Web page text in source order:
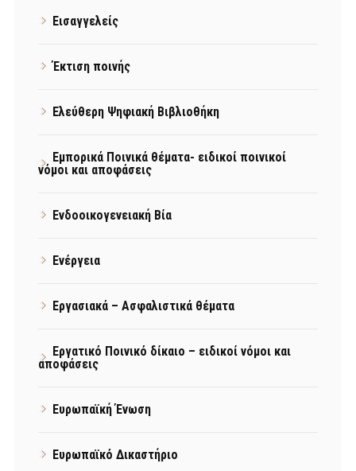
Εισαγγελείς
Έκτιση ποινής
Ελεύθερη Ψηφιακή Βιβλιοθήκη
Εμπορικά Ποινικά θέματα- ειδικοί ποινικοί
νόμοι και αποφάσεις
Ενδοοικογενειακή Βία
Ενέργεια
Εργασιακά – Ασφαλιστικά θέματα
Εργατικό Ποινικό δίκαιο – ειδικοί νόμοι και
αποφάσεις
Ευρωπαϊκή Ένωση
Ευρωπαϊκό Δικαστήριο